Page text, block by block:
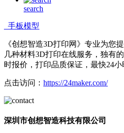
search
手板模型
《创想智造3D打印网》专业为您
几种材料3D打印在线服务，独有
时报价，打印品质保证，最快24小
点击访问： https://24maker.com/
深圳市创想智造科技有限公司